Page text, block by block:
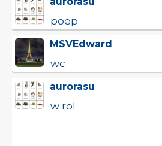
poep
MSVEdward
wc
aurorasu
w rol